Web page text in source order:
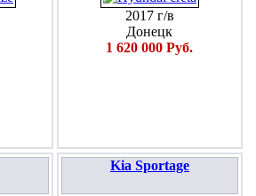
2017 г/в
Донецк
1 620 000 Руб.
Kia Sportage